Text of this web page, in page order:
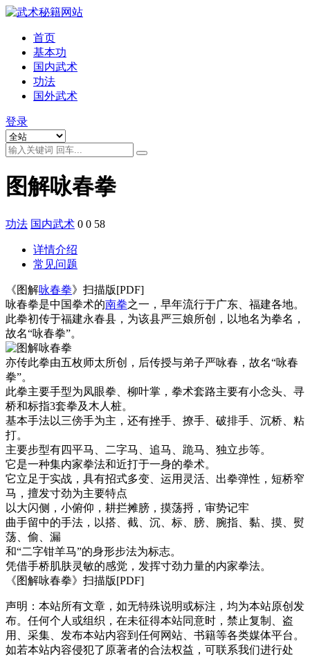
首页
基本功
国内武术
功法
国外武术
登录
图解咏春拳
功法 国内武术 0 0 58
详情介绍
常见问题
《图解咏春拳》扫描版[PDF]
咏春拳是中国拳术的南拳之一，早年流行于广东、福建各地。
此拳初传于福建永春县，为该县严三娘所创，以地名为拳名，
故名“咏春拳”。
亦传此拳由五枚师太所创，后传授与弟子严咏春，故名“咏春
拳”。
此拳主要手型为凤眼拳、柳叶掌，拳术套路主要有小念头、寻
桥和标指3套拳及木人桩。
基本手法以三傍手为主，还有挫手、撩手、破排手、沉桥、粘
打。
主要步型有四平马、二字马、追马、跪马、独立步等。
它是一种集内家拳法和近打于一身的拳术。
它立足于实战，具有招式多变、运用灵活、出拳弹性，短桥窄
马，擅发寸劲为主要特点
以大闪侧，小俯仰，耕拦摊膀，摸荡捋，审势记牢
曲手留中的手法，以搭、截、沉、标、膀、腕指、黏、摸、熨
荡、偷、漏
和“二字钳羊马”的身形步法为标志。
凭借手桥肌肤灵敏的感觉，发挥寸劲力量的内家拳法。
《图解咏春拳》扫描版[PDF]
声明：本站所有文章，如无特殊说明或标注，均为本站原创发
布。任何个人或组织，在未征得本站同意时，禁止复制、盗
用、采集、发布本站内容到任何网站、书籍等各类媒体平台。
如若本站内容侵犯了原著者的合法权益，可联系我们进行处